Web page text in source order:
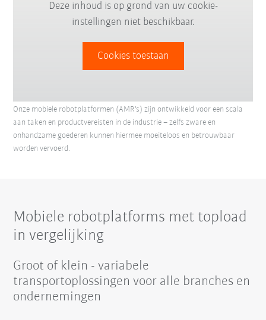
Deze inhoud is op grond van uw cookie-
instellingen niet beschikbaar.
Cookies toestaan
Onze mobiele robotplatformen (AMR's) zijn ontwikkeld voor een scala
aan taken en productvereisten in de industrie – zelfs zware en
onhandzame goederen kunnen hiermee moeiteloos en betrouwbaar
worden vervoerd.
Mobiele robotplatforms met topload
in vergelijking
Groot of klein - variabele
transportoplossingen voor alle branches en
ondernemingen